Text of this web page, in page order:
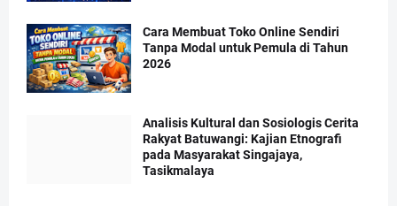
Cara Membuat Toko Online Sendiri
Tanpa Modal untuk Pemula di Tahun
2026
Analisis Kultural dan Sosiologis Cerita
Rakyat Batuwangi: Kajian Etnografi
pada Masyarakat Singajaya,
Tasikmalaya